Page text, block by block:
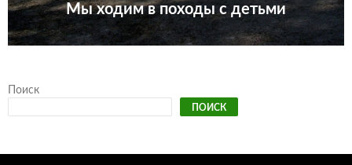
Мы ходим в походы с детьми
Поиск
ПОИСК